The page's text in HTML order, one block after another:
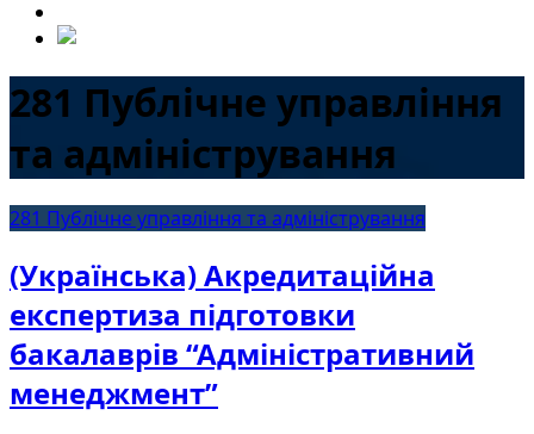
281 Публічне управління
та адміністрування
281 Публічне управління та адміністрування
(Українська) Акредитаційна
експертиза підготовки
бакалаврів “Адміністративний
менеджмент”